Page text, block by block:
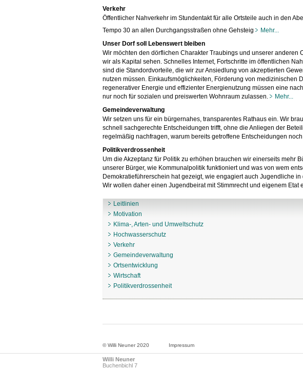
Verkehr
Öffentlicher Nahverkehr im Stundentakt für alle Ortsteile auch in den
Tempo 30 an allen Durchgangsstraßen ohne Gehsteig
Mehr...
Unser Dorf soll Lebenswert bleiben
Wir möchten den dörflichen Charakter Traubings und unserer anderen
wir als Kapital sehen. Schnelles Internet, Fortschritte im öffentlichen
sind die Standordvorteile, die wir zur Ansiedlung von akzeptierten
nutzen müssen. Einkaufsmöglichkeiten, Förderung von medizinischen
regenerativer Energie und effizienter Energienutzung müssen eine
nur noch für sozialen und preiswerten Wohnraum zulassen.
Mehr...
Gemeindeverwaltung
Wir setzen uns für ein bürgernahes, transparentes Rathaus ein. Wir
schnell sachgerechte Entscheidungen trifft, ohne die Anliegen der
regelmäßig nachfragen, warum bereits getroffene Entscheidungen
Politikverdrossenheit
Um die Akzeptanz für Politik zu erhöhen brauchen wir einerseits mehr
unserer Bürger, wie Kommunalpolitik funktioniert und was von wem
Demokratieführerschein hat gezeigt, wie engagiert auch Jugendliche
Wir wollen daher einen Jugendbeirat mit Stimmrecht und eigenem Etat
Leitlinien
Motivation
Klima-, Arten- und Umweltschutz
Hochwasserschutz
Verkehr
Gemeindeverwaltung
Ortsentwicklung
Wirtschaft
Politikverdrossenheit
© Willi Neuner 2020 Impressum
Willi Neuner
Buchenbichl 7